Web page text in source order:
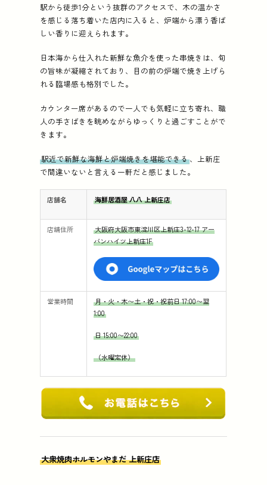
駅から徒歩1分という抜群のアクセスで、木の温かさ
を感じる落ち着いた店内に入ると、炉端から漂う香ば
しい香りに迎えられます。
日本海から仕入れた新鮮な魚介を使った串焼きは、旬
の旨味が凝縮されており、目の前の炉端で焼き上げら
れる臨場感も格別でした。
カウンター席があるので一人でも気軽に立ち寄れ、職
人の手さばきを眺めながらゆっくりと過ごすことがで
きます。
駅近で新鮮な海鮮と炉端焼きを堪能できる、上新庄
で間違いないと言える一軒だと感じました。
店舗名 海鮮居酒屋 八八 上新庄店
店舗住所
大阪府大阪市東淀川区上新庄3-12-17 アー
バンハイツ上新庄1F
営業時間
月・火・木〜土・祝・祝前日 17:00〜翌
1:00
日 15:00〜22:00
（水曜定休）
大衆焼肉ホルモンやまだ 上新庄店